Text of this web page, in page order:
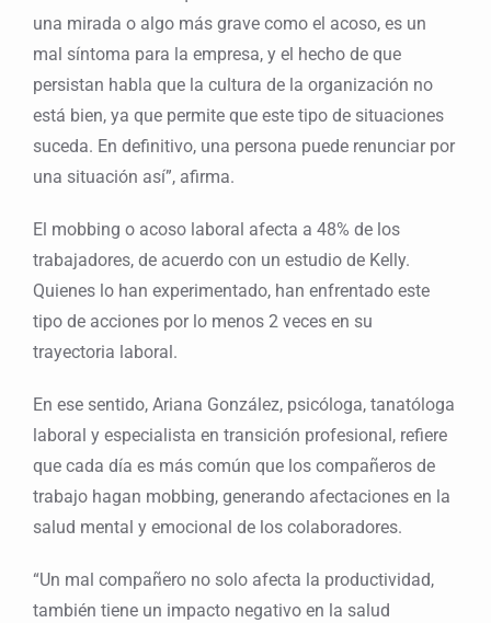
una mirada o algo más grave como el acoso, es un
mal síntoma para la empresa, y el hecho de que
persistan habla que la cultura de la organización no
está bien, ya que permite que este tipo de situaciones
suceda. En definitivo, una persona puede renunciar por
una situación así”, afirma.
El mobbing o acoso laboral afecta a 48% de los
trabajadores, de acuerdo con un estudio de Kelly.
Quienes lo han experimentado, han enfrentado este
tipo de acciones por lo menos 2 veces en su
trayectoria laboral.
En ese sentido, Ariana González, psicóloga, tanatóloga
laboral y especialista en transición profesional, refiere
que cada día es más común que los compañeros de
trabajo hagan mobbing, generando afectaciones en la
salud mental y emocional de los colaboradores.
“Un mal compañero no solo afecta la productividad,
también tiene un impacto negativo en la salud